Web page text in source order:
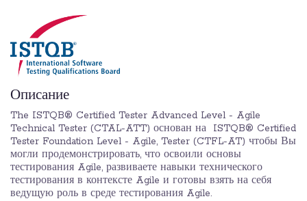
Описание
The ISTQB® Certified Tester Advanced Level - Agile
Technical Tester (CTAL-ATT) основан на ISTQB® Certified
Tester Foundation Level - Agile, Tester (CTFL-AT) чтобы Вы
могли продемонстрировать, что освоили основы
тестирования Agile, развиваете навыки технического
тестирования в контексте Agile и готовы взять на себя
ведущую роль в среде тестирования Agile.